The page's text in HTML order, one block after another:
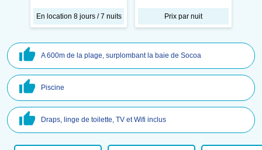
En location 8 jours / 7 nuits Prix par nuit
A 600m de la plage, surplombant la baie de Socoa
Piscine
Draps, linge de toilette, TV et Wifi inclus